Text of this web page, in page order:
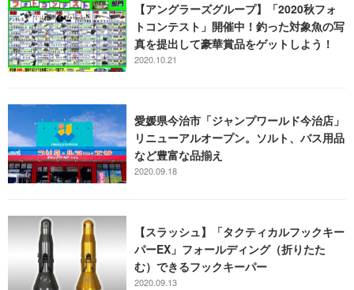
【アングラーズグループ】「2020秋フォ
トコンテスト」開催中！釣った対象魚の写
真を提出して豪華賞品をゲットしよう！
2020.10.21
愛媛県今治市「ジャンプワールド今治店」
リニューアルオープン。ソルト、バス用品
など豊富な品揃え
2020.09.18
【スラッシュ】「タクティカルフックキー
パーEX」フォールディング（折りたた
む）できるフックキーパー
2020.09.13